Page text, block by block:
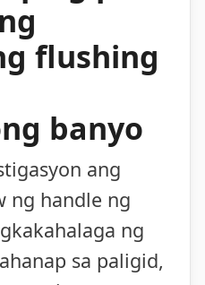
flushing
banyo
ang
ng handle ng
ng
sa paligid,